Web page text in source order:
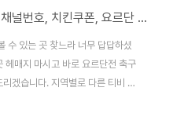
한국 요르단 축구 중계 보기 (TV 채널번호, 치킨쿠폰, 요르단 피파랭킹)
수 있는 곳 찾느라 너무 답답하셨
헤매지 마시고 바로 요르단전 축구
겠습니다. 지역별로 다른 티비 축
는 BBQ 치킨 할인쿠폰 받을 수 있